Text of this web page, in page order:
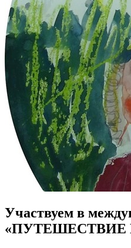
Участвуем в
«ПУТЕШЕСТВИЕ